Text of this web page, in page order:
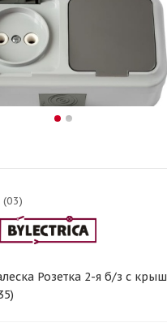
Розетка 2-я б/з с